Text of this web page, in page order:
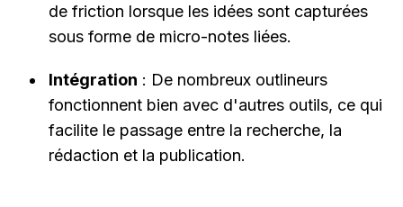
de friction lorsque les idées sont capturées
sous forme de micro-notes liées.
Intégration : De nombreux outlineurs
fonctionnent bien avec d'autres outils, ce qui
facilite le passage entre la recherche, la
rédaction et la publication.